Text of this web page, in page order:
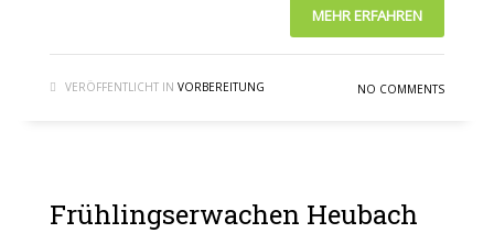
MEHR ERFAHREN
VERÖFFENTLICHT IN VORBEREITUNG NO COMMENTS
Frühlingserwachen Heubach